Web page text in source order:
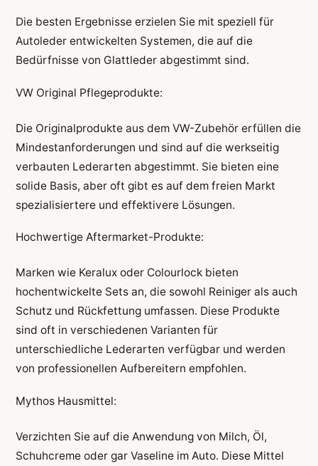
Die besten Ergebnisse erzielen Sie mit speziell für
Autoleder entwickelten Systemen, die auf die
Bedürfnisse von Glattleder abgestimmt sind.
VW Original Pflegeprodukte:
Die Originalprodukte aus dem VW-Zubehör erfüllen die
Mindestanforderungen und sind auf die werkseitig
verbauten Lederarten abgestimmt. Sie bieten eine
solide Basis, aber oft gibt es auf dem freien Markt
spezialisiertere und effektivere Lösungen.
Hochwertige Aftermarket-Produkte:
Marken wie Keralux oder Colourlock bieten
hochentwickelte Sets an, die sowohl Reiniger als auch
Schutz und Rückfettung umfassen. Diese Produkte
sind oft in verschiedenen Varianten für
unterschiedliche Lederarten verfügbar und werden
von professionellen Aufbereitern empfohlen.
Mythos Hausmittel:
Verzichten Sie auf die Anwendung von Milch, Öl,
Schuhcreme oder gar Vaseline im Auto. Diese Mittel